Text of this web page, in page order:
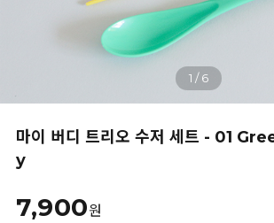
1 /6
마이 버디 트리오 수저 세트 - 01
y
7,900원